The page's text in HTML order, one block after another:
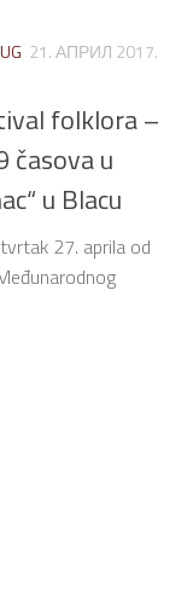
21. АПРИЛ 2017.
folklora –
časova u
u Blacu
27. aprila od